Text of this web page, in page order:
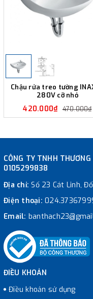
Chậu rửa treo tường
280V cỡ nhỏ
420.000₫ 470.000₫
CÔNG TY TNHH
0105299838
Địa chỉ:Số 23 Cát Linh,
Điện thoại:
Email:
ĐIỀU KHOẢN
Điều khoản sử dụng